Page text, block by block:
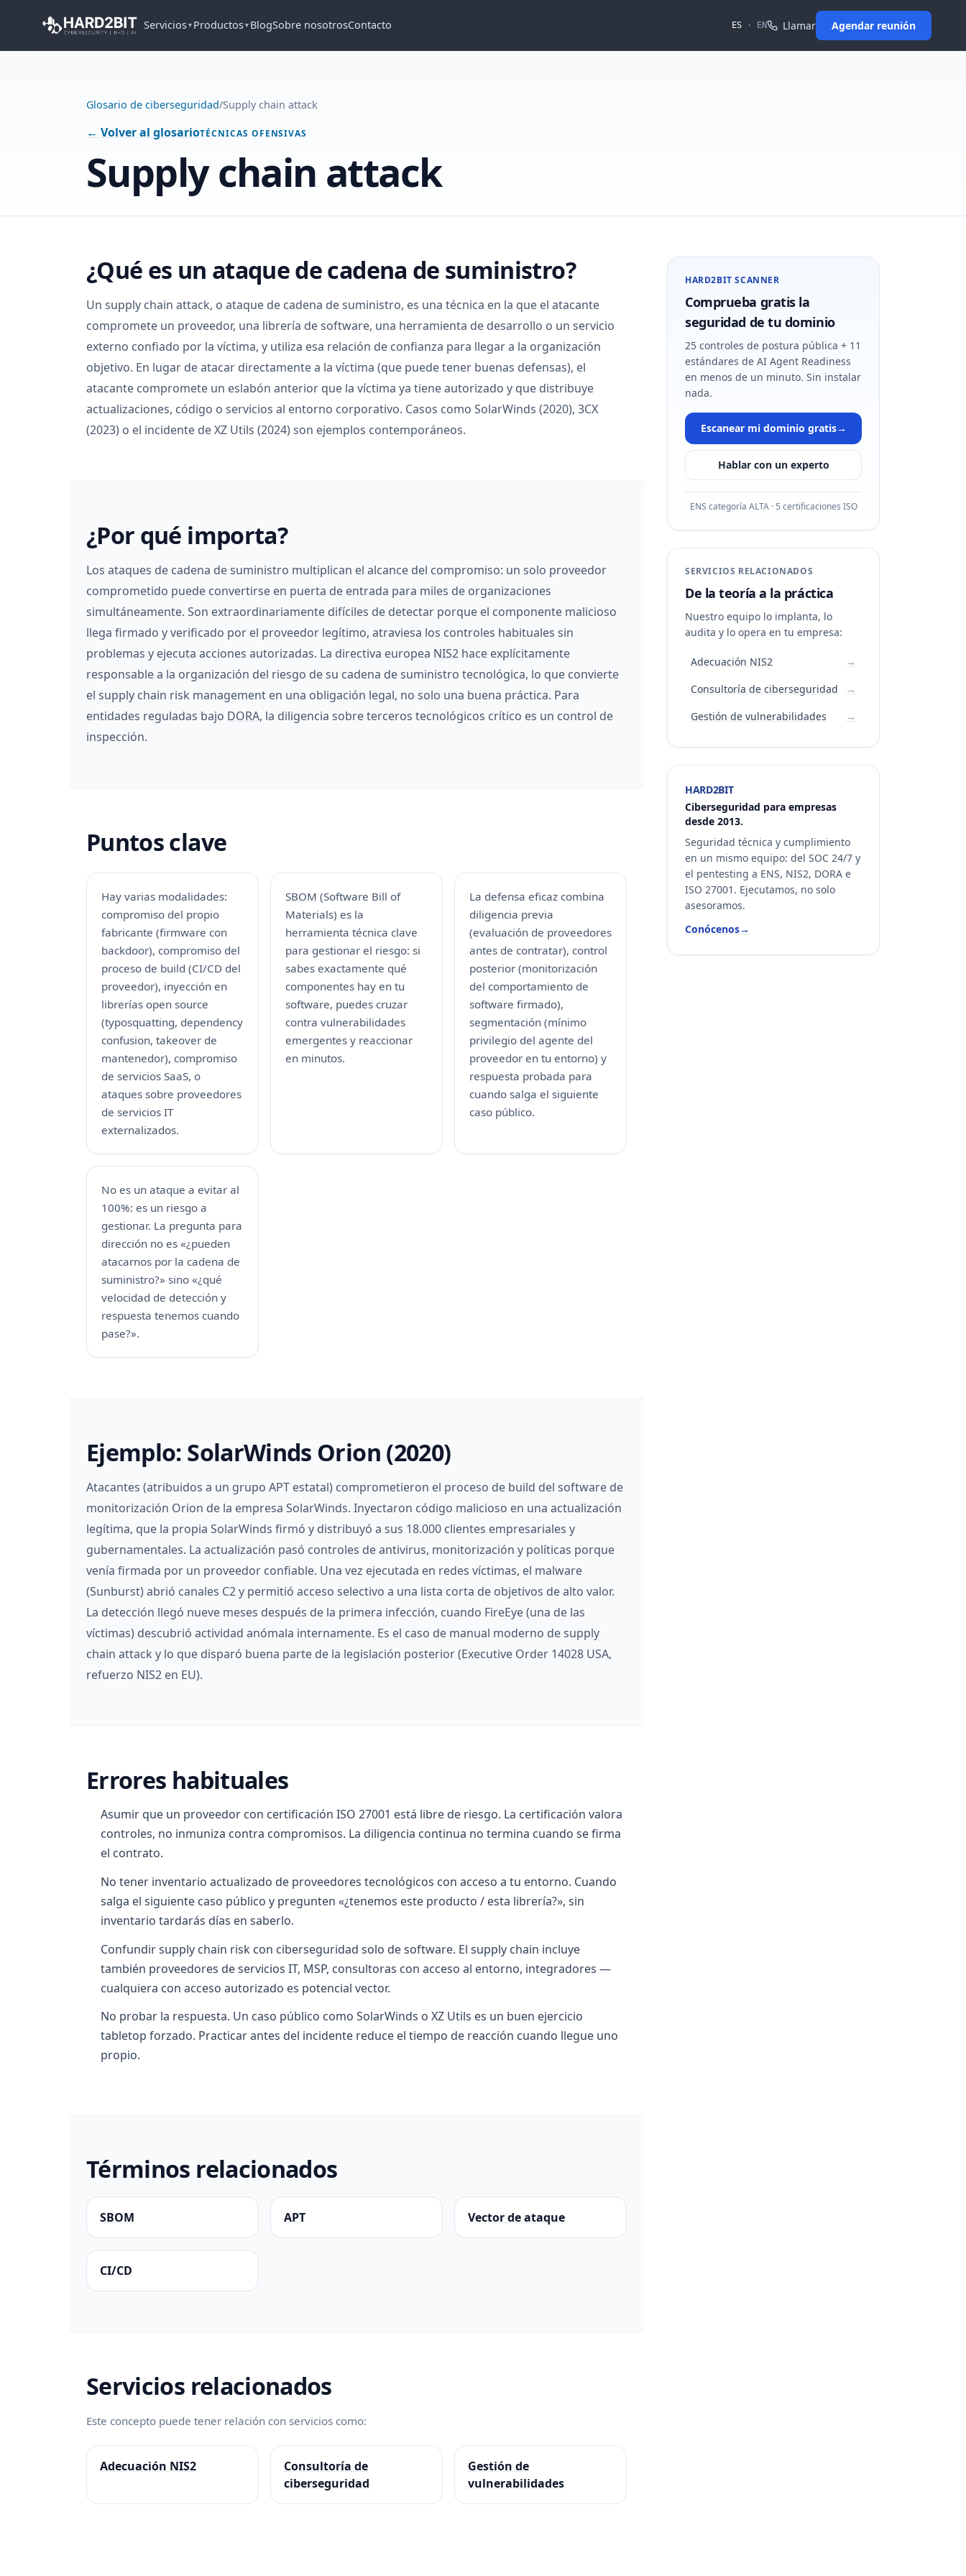
Servicios▼ Productos▼ BlogSobre nosotrosContacto ES · EN Llamar Agendar reunión
Glosario de ciberseguridad/Supply chain attack
← Volver al glosarioTÉCNICAS OFENSIVAS
Supply chain attack
¿Qué es un ataque de cadena de suministro?
Un supply chain attack, o ataque de cadena de suministro, es una técnica en la que el atacante
compromete un proveedor, una librería de software, una herramienta de desarrollo o un servicio
externo confiado por la víctima, y utiliza esa relación de confianza para llegar a la organización
objetivo. En lugar de atacar directamente a la víctima (que puede tener buenas defensas), el
atacante compromete un eslabón anterior que la víctima ya tiene autorizado y que distribuye
actualizaciones, código o servicios al entorno corporativo. Casos como SolarWinds (2020), 3CX
(2023) o el incidente de XZ Utils (2024) son ejemplos contemporáneos.
¿Por qué importa?
Los ataques de cadena de suministro multiplican el alcance del compromiso: un solo proveedor
comprometido puede convertirse en puerta de entrada para miles de organizaciones
simultáneamente. Son extraordinariamente difíciles de detectar porque el componente malicioso
llega firmado y verificado por el proveedor legítimo, atraviesa los controles habituales sin
problemas y ejecuta acciones autorizadas. La directiva europea NIS2 hace explícitamente
responsable a la organización del riesgo de su cadena de suministro tecnológica, lo que convierte
el supply chain risk management en una obligación legal, no solo una buena práctica. Para
entidades reguladas bajo DORA, la diligencia sobre terceros tecnológicos crítico es un control de
inspección.
Puntos clave
Hay varias modalidades:
compromiso del propio
fabricante (firmware con
backdoor), compromiso del
proceso de build (CI/CD del
proveedor), inyección en
librerías open source
(typosquatting, dependency
confusion, takeover de
mantenedor), compromiso
de servicios SaaS, o
ataques sobre proveedores
de servicios IT
externalizados.
SBOM (Software Bill of
Materials) es la
herramienta técnica clave
para gestionar el riesgo: si
sabes exactamente qué
componentes hay en tu
software, puedes cruzar
contra vulnerabilidades
emergentes y reaccionar
en minutos.
La defensa eficaz combina
diligencia previa
(evaluación de proveedores
antes de contratar), control
posterior (monitorización
del comportamiento de
software firmado),
segmentación (mínimo
privilegio del agente del
proveedor en tu entorno) y
respuesta probada para
cuando salga el siguiente
caso público.
No es un ataque a evitar al
100%: es un riesgo a
gestionar. La pregunta para
dirección no es «¿pueden
atacarnos por la cadena de
suministro?» sino «¿qué
velocidad de detección y
respuesta tenemos cuando
pase?».
Ejemplo: SolarWinds Orion (2020)
Atacantes (atribuidos a un grupo APT estatal) comprometieron el proceso de build del software de
monitorización Orion de la empresa SolarWinds. Inyectaron código malicioso en una actualización
legítima, que la propia SolarWinds firmó y distribuyó a sus 18.000 clientes empresariales y
gubernamentales. La actualización pasó controles de antivirus, monitorización y políticas porque
venía firmada por un proveedor confiable. Una vez ejecutada en redes víctimas, el malware
(Sunburst) abrió canales C2 y permitió acceso selectivo a una lista corta de objetivos de alto valor.
La detección llegó nueve meses después de la primera infección, cuando FireEye (una de las
víctimas) descubrió actividad anómala internamente. Es el caso de manual moderno de supply
chain attack y lo que disparó buena parte de la legislación posterior (Executive Order 14028 USA,
refuerzo NIS2 en EU).
Errores habituales
Asumir que un proveedor con certificación ISO 27001 está libre de riesgo. La certificación valora
controles, no inmuniza contra compromisos. La diligencia continua no termina cuando se firma
el contrato.
No tener inventario actualizado de proveedores tecnológicos con acceso a tu entorno. Cuando
salga el siguiente caso público y pregunten «¿tenemos este producto / esta librería?», sin
inventario tardarás días en saberlo.
Confundir supply chain risk con ciberseguridad solo de software. El supply chain incluye
también proveedores de servicios IT, MSP, consultoras con acceso al entorno, integradores —
cualquiera con acceso autorizado es potencial vector.
No probar la respuesta. Un caso público como SolarWinds o XZ Utils es un buen ejercicio
tabletop forzado. Practicar antes del incidente reduce el tiempo de reacción cuando llegue uno
propio.
Términos relacionados
SBOM APT Vector de ataque
CI/CD
Servicios relacionados
Este concepto puede tener relación con servicios como:
Adecuación NIS2
Consultoría de
ciberseguridad
Gestión de
vulnerabilidades
HARD2BIT SCANNER
Comprueba gratis la
seguridad de tu dominio
25 controles de postura pública + 11
estándares de AI Agent Readiness
en menos de un minuto. Sin instalar
nada.
Escanear mi dominio gratis→
Hablar con un experto
ENS categoría ALTA · 5 certificaciones ISO
SERVICIOS RELACIONADOS
De la teoría a la práctica
Nuestro equipo lo implanta, lo
audita y lo opera en tu empresa:
Adecuación NIS2
→
Consultoría de ciberseguridad
→
Gestión de vulnerabilidades
→
HARD2BIT
Ciberseguridad para empresas
desde 2013.
Seguridad técnica y cumplimiento
en un mismo equipo: del SOC 24/7 y
el pentesting a ENS, NIS2, DORA e
ISO 27001. Ejecutamos, no solo
asesoramos.
Conócenos→